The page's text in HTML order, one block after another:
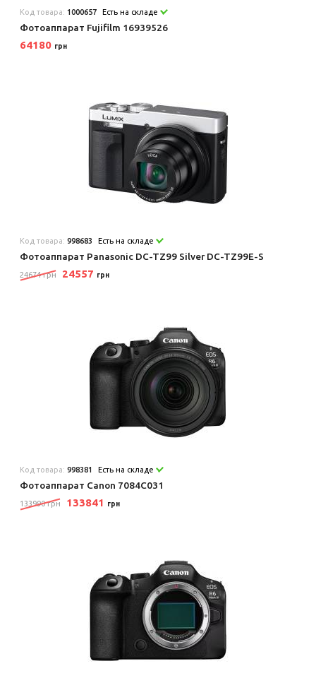
Код товара: 1000657 Есть на складе
Фотоаппарат Fujifilm 16939526
64180 грн
Код товара:998683 Есть на складе
Фотоаппарат Panasonic DC-TZ99 Silver DC-TZ99E-S
24674 грн 24557 грн
Код товара:998381 Есть на складе
Фотоаппарат Canon 7084C031
133990 грн 133841 грн